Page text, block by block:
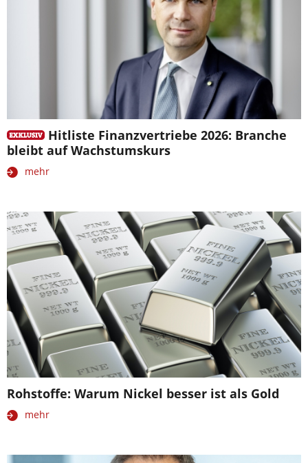
Hitliste Finanzvertriebe 2026: Branche
bleibt auf Wachstumskurs
mehr
Rohstoffe: Warum Nickel besser ist als Gold
mehr